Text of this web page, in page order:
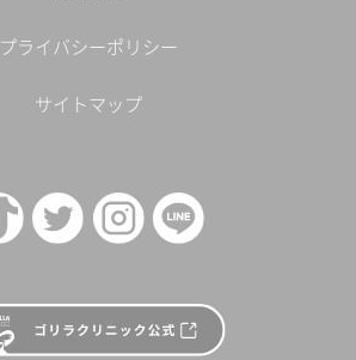
プライバシーポリシー
サイトマップ